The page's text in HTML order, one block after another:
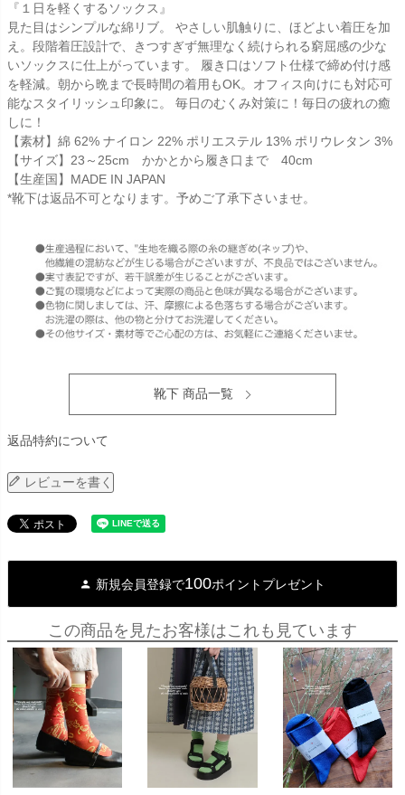
『１日を軽くするソックス』
見た目はシンプルな綿リブ。 やさしい肌触りに、ほどよい着圧を加
え。段階着圧設計で、きつすぎず無理なく続けられる窮屈感の少な
いソックスに仕上がっています。 履き口はソフト仕様で締め付け感
を軽減。朝から晩まで長時間の着用もOK。オフィス向けにも対応可
能なスタイリッシュ印象に。 毎日のむくみ対策に！毎日の疲れの癒
しに！
【素材】綿 62% ナイロン 22% ポリエステル 13% ポリウレタン 3%
【サイズ】23～25cm かかとから履き口まで 40cm
【生産国】MADE IN JAPAN
*靴下は返品不可となります。予めご了承下さいませ。
靴下 商品一覧
返品特約について
レビューを書く
新規会員登録で100ポイントプレゼント
この商品を見たお客様はこれも見ています